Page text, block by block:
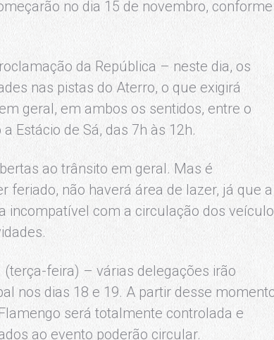
no dia 15 de novembro, conforme
da República – neste dia, os
nas pistas do Aterro, o que exigirá
geral, em ambos os sentidos, entre o
Estácio de Sá, das 7h às 12h.
ao trânsito em geral. Mas é
feriado, não haverá área de lazer, já que a
incompatível com a circulação dos
feira) – várias delegações irão
nos dias 18 e 19. A partir desse
será totalmente controlada e
ao evento poderão circular.